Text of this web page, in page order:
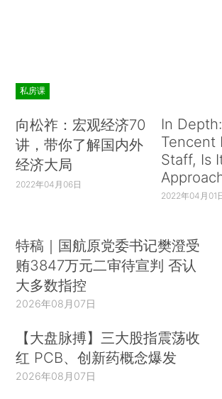
私房课
向松祚：宏观经济70
讲，带你了解国内外
经济大局
2022年04月06日
In
Tencent
Staff, Is
2022年04月01
特稿｜国航原党委书记樊澄受
贿3847万元二审待宣判 否认
大多数指控
2026年08月07日
【大盘脉搏】三大股指震荡收
红 PCB、创新药概念爆发
2026年08月07日